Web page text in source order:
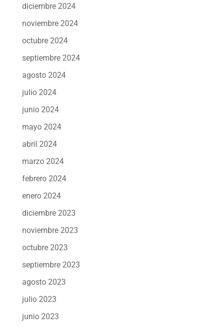
diciembre 2024
noviembre 2024
octubre 2024
septiembre 2024
agosto 2024
julio 2024
junio 2024
mayo 2024
abril 2024
marzo 2024
febrero 2024
enero 2024
diciembre 2023
noviembre 2023
octubre 2023
septiembre 2023
agosto 2023
julio 2023
junio 2023